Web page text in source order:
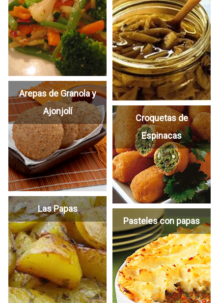
Arepas de Granola y
Ajonjolí
Croquetas de
Espinacas
Las Papas
Pasteles con papas